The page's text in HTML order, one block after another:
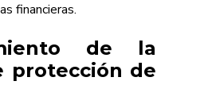
financieras.
de la
protección de